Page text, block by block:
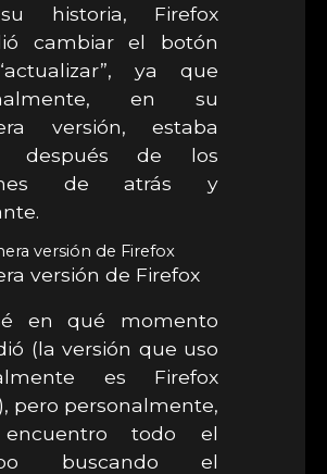
historia, Firefox
cambiar el botón
ya que
en su
versión, estaba
después de los
de atrás y
versión de Firefox
en qué momento
(la versión que uso
es Firefox
pero personalmente,
todo el
buscando el